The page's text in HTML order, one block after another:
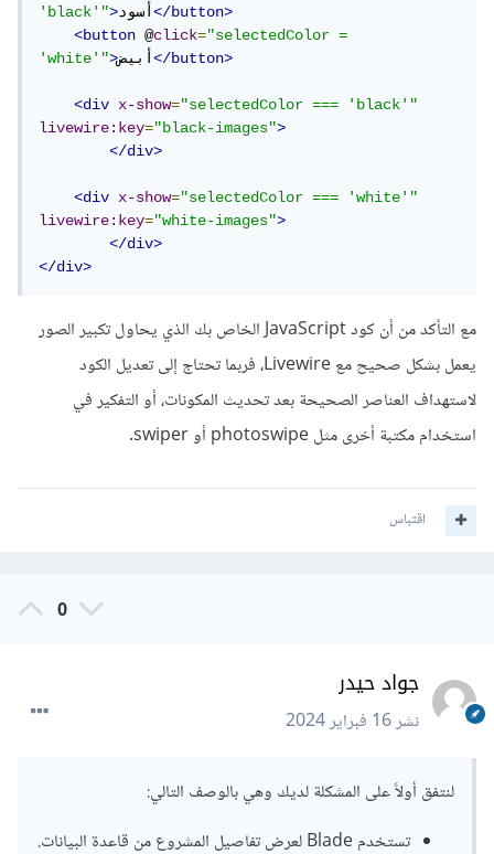
'black'">أسود</button>
<button @click="selectedColor =
'white'">أبيض</button>
<div x-show="selectedColor === 'black'"
livewire:key="black-images">
</div>
<div x-show="selectedColor === 'white'"
livewire:key="white-images">
</div>
</div>
مع التأكد من أن كود JavaScript الخاص بك الذي يحاول تكبير الصور
يعمل بشكل صحيح مع Livewire، فربما تحتاج إلى تعديل الكود
لاستهداف العناصر الصحيحة بعد تحديث المكونات، أو التفكير في
استخدام مكتبة أخرى مثل photoswipe أو swiper.
اقتباس
0
جواد حيدر
نشر16 فبراير 2024
لنتفق أولاً على المشكلة لديك وهي بالوصف التالي:
تستخدم Blade لعرض تفاصيل المشروع من قاعدة البيانات.